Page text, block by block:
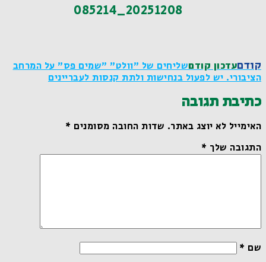
20251208_085214
קודםעדכון קודםשליחים של "וולט" "שמים פס" על המרחב
הציבורי. יש לפעול בנחישות ולתת קנסות לעבריינים
כתיבת תגובה
האימייל לא יוצג באתר.שדות החובה מסומנים*
התגובה שלך*
שם*